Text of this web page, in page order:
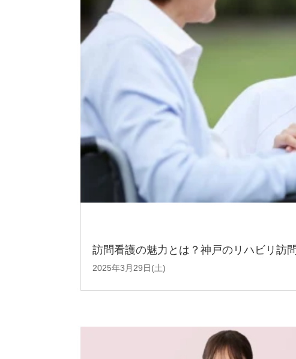
訪問看護の魅力とは？神戸のリハビリ訪
2025年3月29日(土)